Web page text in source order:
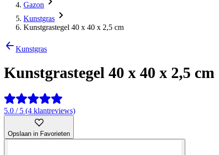
Gazon
Kunstgras
Kunstgrastegel 40 x 40 x 2,5 cm
Kunstgras
Kunstgrastegel 40 x 40 x 2,5 cm
5.0 / 5 (4 klantreviews)
Opslaan in Favorieten